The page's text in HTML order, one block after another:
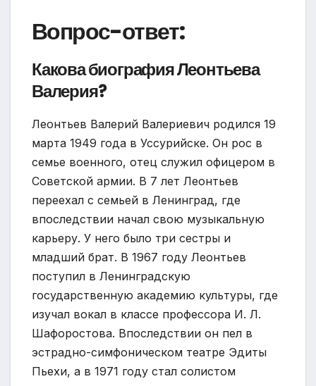
Вопрос-ответ:
Какова биография Леонтьева
Валерия?
Леонтьев Валерий Валериевич родился 19
марта 1949 года в Уссурийске. Он рос в
семье военного, отец служил офицером в
Советской армии. В 7 лет Леонтьев
переехал с семьей в Ленинград, где
впоследствии начал свою музыкальную
карьеру. У него было три сестры и
младший брат. В 1967 году Леонтьев
поступил в Ленинградскую
государственную академию культуры, где
изучал вокал в классе профессора И. Л.
Шафоростова. Впоследствии он пел в
эстрадно-симфоническом театре Эдиты
Пьехи, а в 1971 году стал солистом